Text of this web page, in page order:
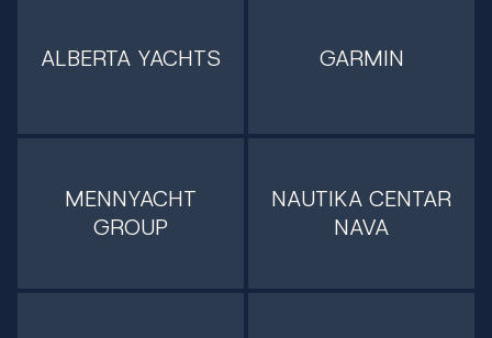
ALBERTA YACHTS GARMIN
MENNYACHT
GROUP
NAUTIKA CENTAR
NAVA